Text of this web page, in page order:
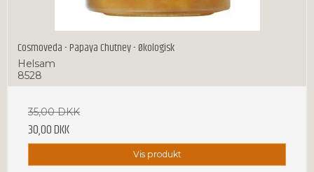
Cosmoveda - Papaya Chutney - Økologisk
Helsam
8528
35,00 DKK
30,00 DKK
Vis produkt